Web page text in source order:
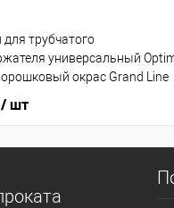
трубчатого
универсальный
окрас Grand Line
/ шт